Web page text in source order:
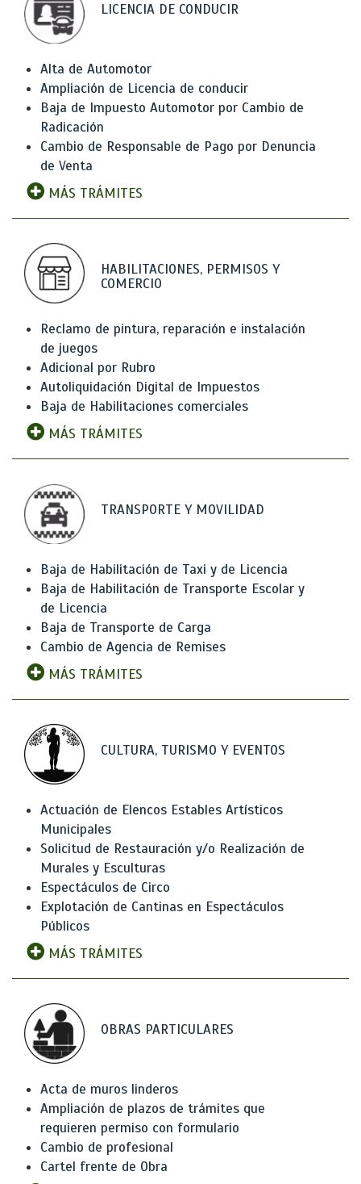
LICENCIA DE CONDUCIR
Alta de Automotor
Ampliación de Licencia de conducir
Baja de Impuesto Automotor por Cambio de
Radicación
Cambio de Responsable de Pago por Denuncia
de Venta
MÁS TRÁMITES
HABILITACIONES, PERMISOS Y
COMERCIO
Reclamo de pintura, reparación e instalación
de juegos
Adicional por Rubro
Autoliquidación Digital de Impuestos
Baja de Habilitaciones comerciales
MÁS TRÁMITES
TRANSPORTE Y MOVILIDAD
Baja de Habilitación de Taxi y de Licencia
Baja de Habilitación de Transporte Escolar y
de Licencia
Baja de Transporte de Carga
Cambio de Agencia de Remises
MÁS TRÁMITES
CULTURA, TURISMO Y EVENTOS
Actuación de Elencos Estables Artísticos
Municipales
Solicitud de Restauración y/o Realización de
Murales y Esculturas
Espectáculos de Circo
Explotación de Cantinas en Espectáculos
Públicos
MÁS TRÁMITES
OBRAS PARTICULARES
Acta de muros linderos
Ampliación de plazos de trámites que
requieren permiso con formulario
Cambio de profesional
Cartel frente de Obra